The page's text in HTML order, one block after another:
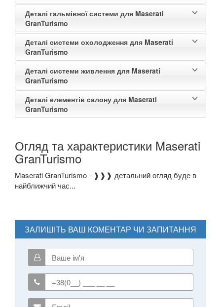
Деталі гальмівної системи для Maserati
GranTurismo
Деталі системи охолодження для Maserati
GranTurismo
Деталі системи живлення для Maserati
GranTurismo
Деталі елементів салону для Maserati
GranTurismo
Огляд та характеристики Maserati
GranTurismo
Maserati GranTurismo - ❱❱❱ детальний огляд буде в
найближчий час...
ЗАЛИШІТЬ ВАШ КОМЕНТАР ЧИ ЗАПИТАННЯ